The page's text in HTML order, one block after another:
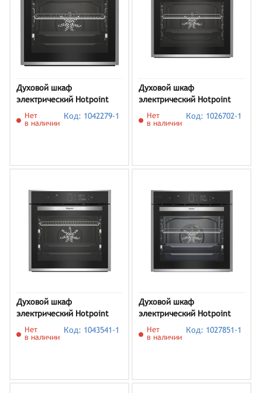
Духовой шкаф
электрический Hotpoint
HFTE8 821 H IX,
нержавеющая сталь
Нет
в наличии
Код: 1042279-1
Духовой шкаф
электрический Hotpoint
FE9 814 H IX нержавеющая
сталь/черный
Нет
в наличии
Код: 1026702-1
Духовой шкаф
электрический Hotpoint
FE8 1352 DSC IX,
нержавеющая сталь
Нет
в наличии
Код: 1043541-1
Духовой шкаф
электрический Hotpoint
FE9 S1351 DSH IX,
нержавеющая сталь
Нет
в наличии
Код: 1027851-1